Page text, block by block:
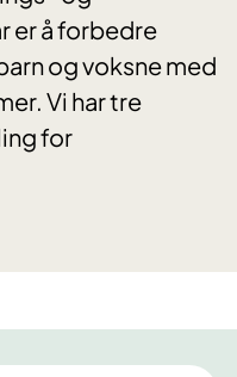
er å forbedre
og voksne med
Vi har tre
for